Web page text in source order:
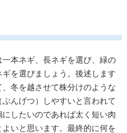
本ネギ、長ネギを選び、緑の
を選びましょう。後述します
冬を越させて株分けのような
んげつ）しやすいと言われて
したいのであれば太く短い肉
いと思います。最終的に何を